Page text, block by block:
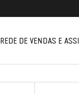
REDE DE VENDAS E